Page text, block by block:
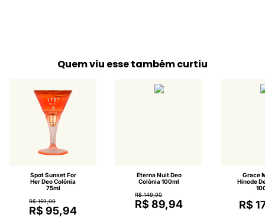
Quem viu esse também curtiu
Spot Sunset For
Her Deo Colônia
75ml
R$ 159,90
R$ 95,94
Eterna Nuit Deo
Colônia 100ml
R$ 149,90
R$ 89,94
Grace
Hinode
R$